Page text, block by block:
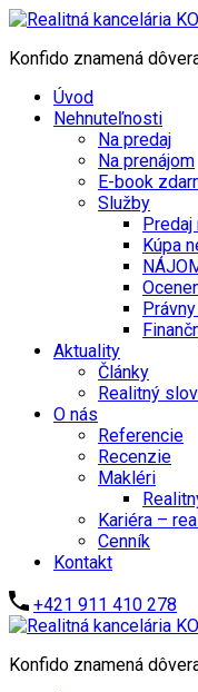
Konfido znamená
Úvod
Nehnuteľnosti
Na predaj
Na prenájom
E-book
Služby
Kúpa
Aktuality
Články
Realitný
O nás
Referencie
Recenzie
Makléri
Kariéra –
Cenník
Kontakt
+421 911 410 278
Konfido znamená